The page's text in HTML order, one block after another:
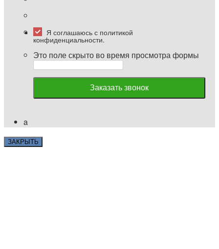
Я соглашаюсь с политикой
конфиденциальности.
Это поле скрыто во время просмотра формы
a
ЗАКРЫТЬ